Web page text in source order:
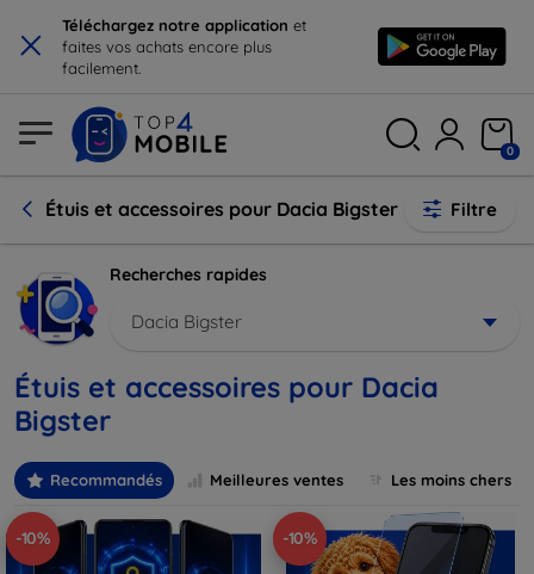
× Téléchargez notre application et
faites vos achats encore plus
facilement.
0
Étuis et accessoires pour Dacia Bigster Filtre
Recherches rapides
Dacia Bigster
Étuis et accessoires pour Dacia
Bigster
Recommandés Meilleures ventes Les moins chers
-10% -10%